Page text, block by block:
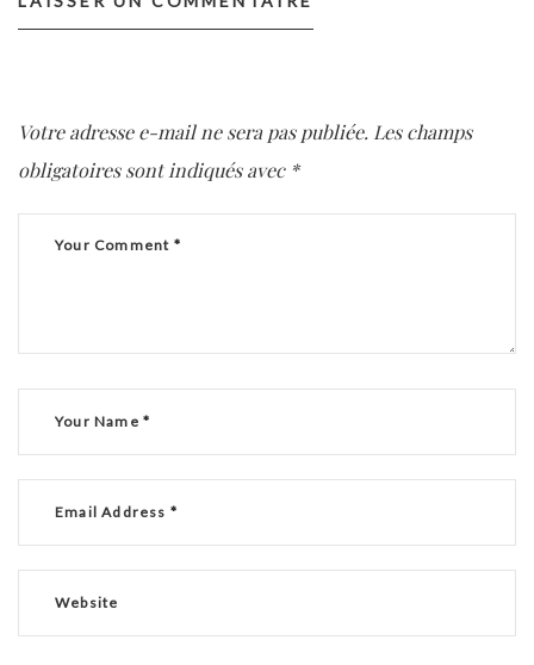
Votre adresse e-mail ne sera pas publiée. Les champs
obligatoires sont indiqués avec *